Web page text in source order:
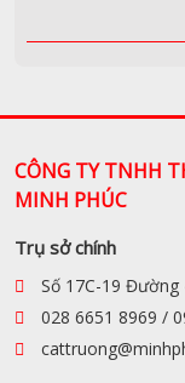
CÔNG TY TNHH
MINH PHÚC
Trụ sở chính
Số 17C-19 Đường
028 6651 8969 /